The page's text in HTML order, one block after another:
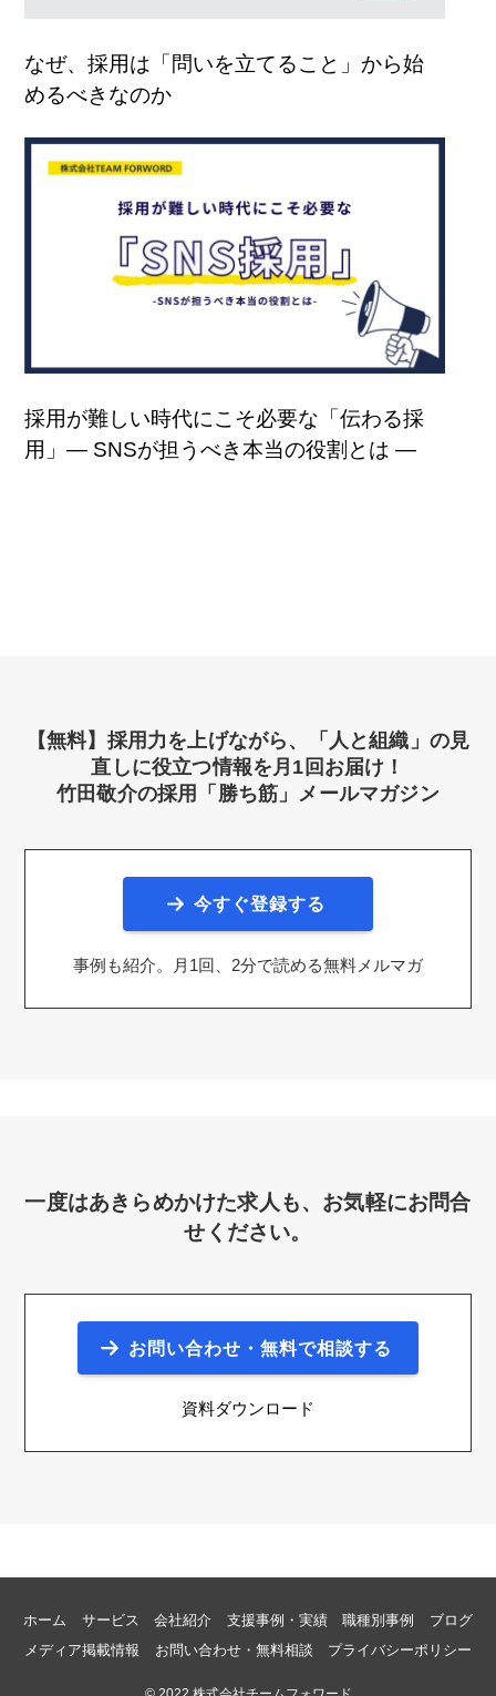
なぜ、採用は「問いを立てること」から始
めるべきなのか
採用が難しい時代にこそ必要な「伝わる採
用」― SNSが担うべき本当の役割とは ―
【無料】採用力を上げながら、「人と組織」の見
直しに役立つ情報を月1回お届け！
竹田敬介の採用「勝ち筋」メールマガジン
今すぐ登録する
事例も紹介。月1回、2分で読める無料メルマガ
一度はあきらめかけた求人も、お気軽にお問合
せください。
お問い合わせ・無料で相談する
資料ダウンロード
ホーム サービス 会社紹介 支援事例・実績 職種別事例
ブログ
メディア掲載情報
お問い合わせ・無料相談 プライバシーポリシー